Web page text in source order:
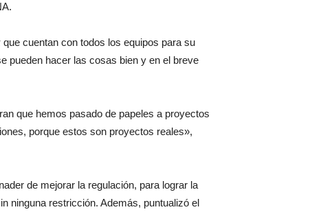
cuentan con todos los equipos para su
pueden hacer las cosas bien y en el breve
que hemos pasado de papeles a proyectos
porque estos son proyectos reales»,
de mejorar la regulación, para lograr la
ninguna restricción. Además, puntualizó el